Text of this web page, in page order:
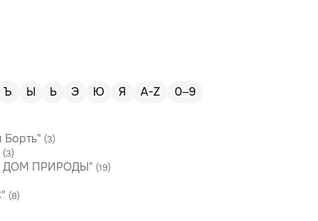
Ъ Ы Ь Э Ю Я A-Z 0–9
(3)
(3)
ДОМ ПРИРОДЫ" (19)
(8)